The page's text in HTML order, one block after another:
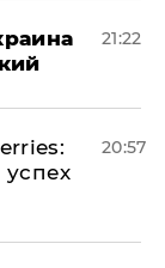
21:22
20:57